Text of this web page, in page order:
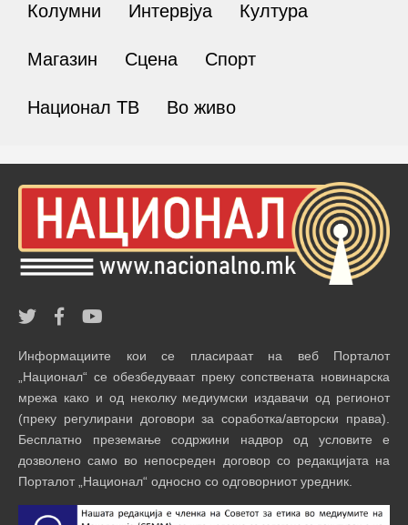
Колумни Интервјуа Култура
Магазин Сцена Спорт
Национал ТВ Во живо
Информациите кои се пласираат на веб Порталот
„Национал“ се обезбедуваат преку сопствената новинарска
мрежа како и од неколку медиумски издавачи од регионот
(преку регулирани договори за соработка/авторски права).
Бесплатно преземање содржини надвор од условите е
дозволено само во непосреден договор со редакцијата на
Порталот „Национал“ односно со одговорниот уредник.